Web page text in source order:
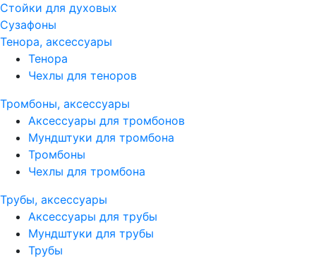
Стойки для духовых
Сузафоны
Тенора, аксессуары
Тенора
Чехлы для теноров
Тромбоны, аксессуары
Аксессуары для тромбонов
Мундштуки для тромбона
Тромбоны
Чехлы для тромбона
Трубы, аксессуары
Аксессуары для трубы
Мундштуки для трубы
Трубы